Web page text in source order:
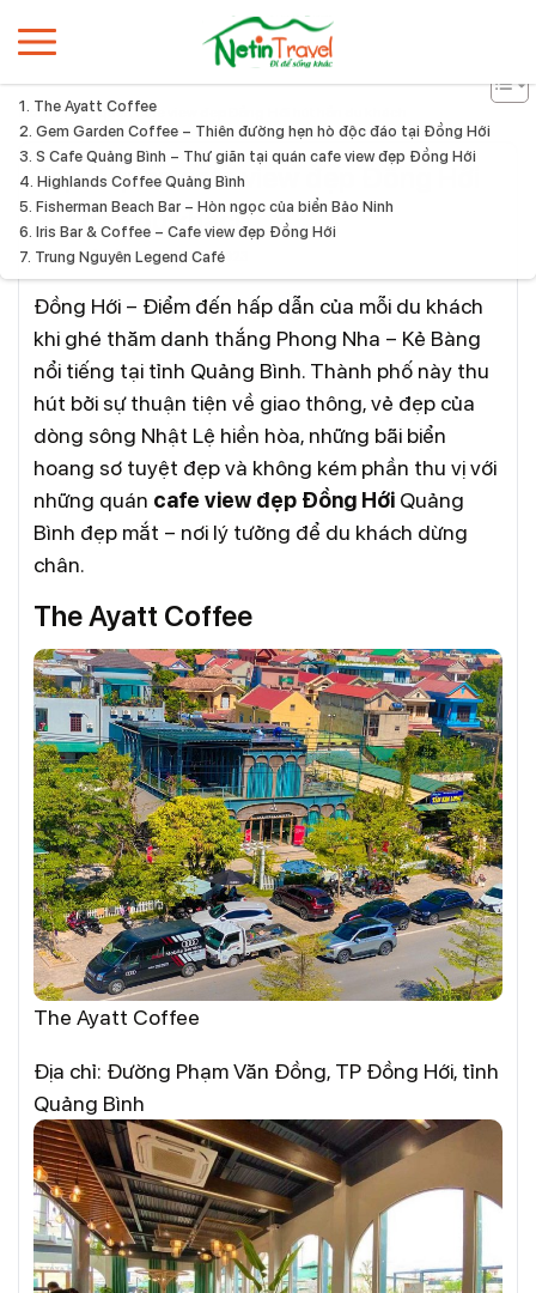
Home Top 7 quán cafe view đẹp Đồng Hới hút hồn du khách
Top 7 quán cafe view đẹp Đồng Hới
hút hồn du khách
Nam Hồng 17:58 - 31.07.2023
Đồng Hới – Điểm đến hấp dẫn của mỗi du khách
khi ghé thăm danh thắng Phong Nha – Kẻ Bàng
nổi tiếng tại tỉnh Quảng Bình. Thành phố này thu
hút bởi sự thuận tiện về giao thông, vẻ đẹp của
dòng sông Nhật Lệ hiền hòa, những bãi biển
hoang sơ tuyệt đẹp và không kém phần thu vị với
những quán cafe view đẹp Đồng Hới Quảng
Bình đẹp mắt – nơi lý tưởng để du khách dừng
chân.
The Ayatt Coffee
The Ayatt Coffee
Địa chỉ: Đường Phạm Văn Đồng, TP Đồng Hới, tỉnh
Quảng Bình
The Ayatt Coffee
Gem Garden Coffee – Thiên đường hẹn hò độc đáo tại Đồng Hới
S Cafe Quảng Bình – Thư giãn tại quán cafe view đẹp Đồng Hới
Highlands Coffee Quảng Bình
Fisherman Beach Bar – Hòn ngọc của biển Bảo Ninh
Iris Bar & Coffee – Cafe view đẹp Đồng Hới
Trung Nguyên Legend Café